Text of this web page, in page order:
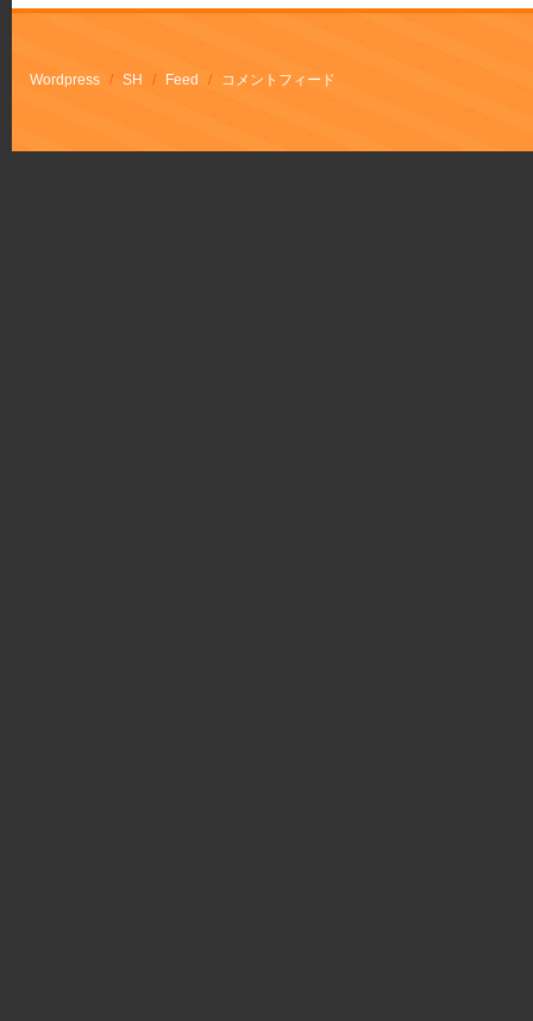
Wordpress / SH / Feed / コメントフィード